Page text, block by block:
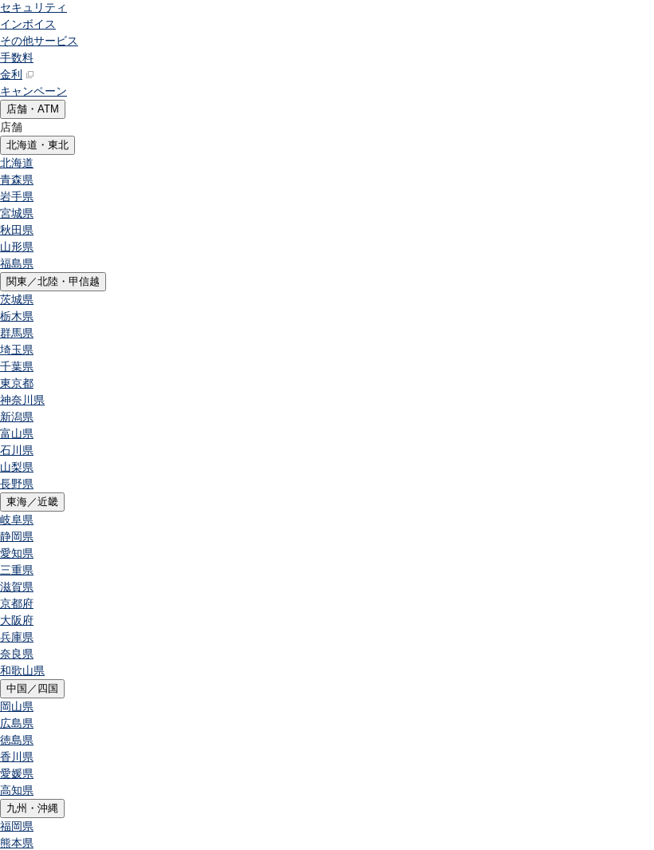
セキュリティ
インボイス
その他サービス
手数料
金利
キャンペーン
店舗・ATM
店舗
北海道・東北
北海道
青森県
岩手県
宮城県
秋田県
山形県
福島県
関東／北陸・甲信越
茨城県
栃木県
群馬県
埼玉県
千葉県
東京都
神奈川県
新潟県
富山県
石川県
山梨県
長野県
東海／近畿
岐阜県
静岡県
愛知県
三重県
滋賀県
京都府
大阪府
兵庫県
奈良県
和歌山県
中国／四国
岡山県
広島県
徳島県
香川県
愛媛県
高知県
九州・沖縄
福岡県
熊本県